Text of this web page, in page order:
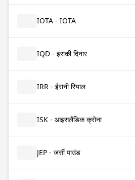
IOTA - IOTA
IQD - इराकी दिनार
IRR - ईरानी रियाल
ISK - आइसलैंडिक क्रोना
JEP - जर्सी पाउंड